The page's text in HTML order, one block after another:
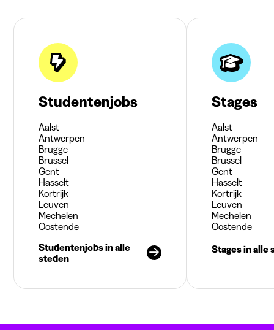
Studentenjobs
Aalst
Antwerpen
Brugge
Brussel
Gent
Hasselt
Kortrijk
Leuven
Mechelen
Oostende
Studentenjobs in alle
steden
Stages
Aalst
Antwerpen
Brugge
Brussel
Gent
Hasselt
Kortrijk
Leuven
Mechelen
Oostende
Stages in alle